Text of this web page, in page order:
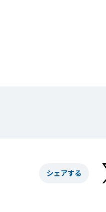
シェアする